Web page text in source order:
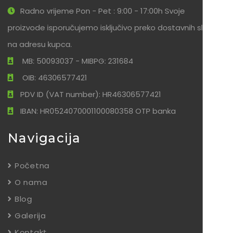
Radno vrijeme Pon - Pet : 9:00 - 17:00h Svoje
proizvode isporučujemo isključivo preko dostavnih službi
na adresu kupca.
MB: 50093037 - MIBPG: 231684
OIB: 46306577421
PDV ID (VAT number): HR46306577421
IBAN: HR0524070001100080358 OTP banka
Navigacija
Početna
O nama
Blog
Galerija